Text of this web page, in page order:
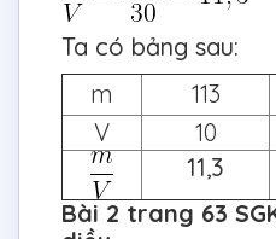
Ta có bảng sau:
m
113
V
10
11,3
Bài 2 trang 63